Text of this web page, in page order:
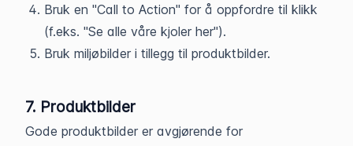
Bruk en "Call to Action" for å oppfordre til klikk
(f.eks. "Se alle våre kjoler her").
Bruk miljøbilder i tillegg til produktbilder.
7. Produktbilder
Gode produktbilder er avgjørende for